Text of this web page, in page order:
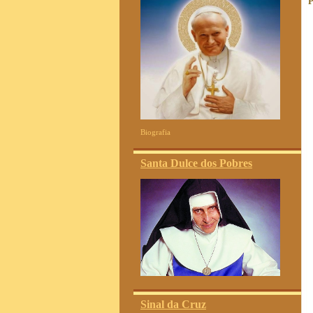
Biografia
Santa Dulce dos Pobres
Sinal da Cruz